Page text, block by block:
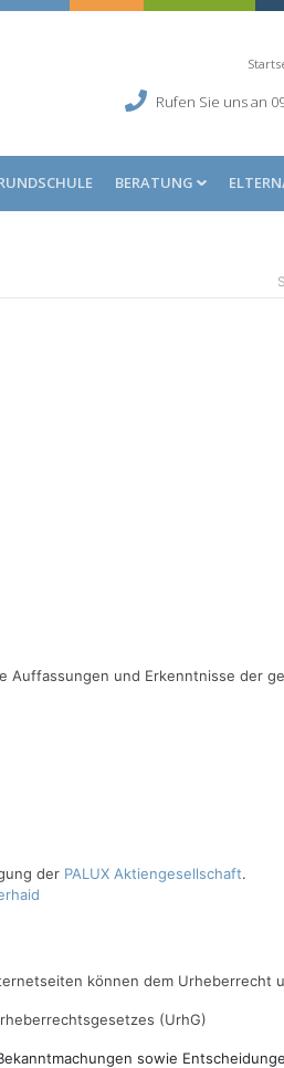
Rufen Sie uns an
BERATUNG
und Erkenntnisse der
der PALUX Aktiengesellschaft.
können dem Urheberrecht
(UrhG)
sowie